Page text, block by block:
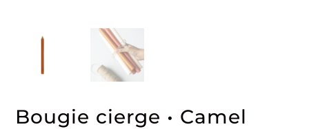
Bougie cierge • Camel